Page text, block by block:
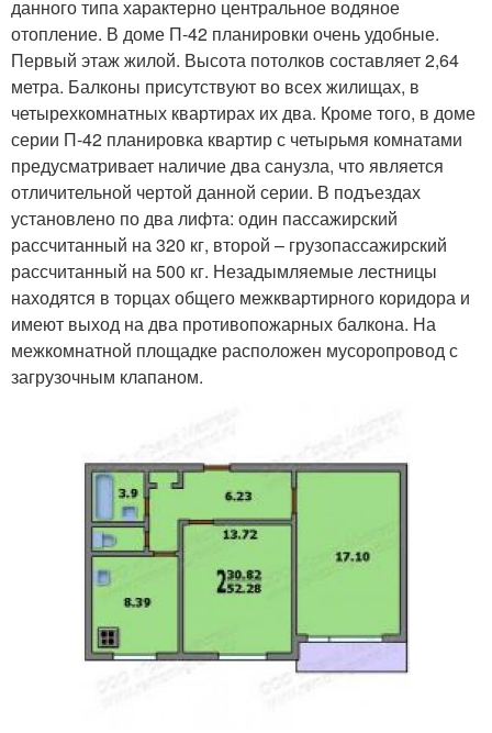
данного типа характерно центральное водяное
отопление. В доме П-42 планировки очень удобные.
Первый этаж жилой. Высота потолков составляет 2,64
метра. Балконы присутствуют во всех жилищах, в
четырехкомнатных квартирах их два. Кроме того, в доме
серии П-42 планировка квартир с четырьмя комнатами
предусматривает наличие два санузла, что является
отличительной чертой данной серии. В подъездах
установлено по два лифта: один пассажирский
рассчитанный на 320 кг, второй – грузопассажирский
рассчитанный на 500 кг. Незадымляемые лестницы
находятся в торцах общего межквартирного коридора и
имеют выход на два противопожарных балкона. На
межкомнатной площадке расположен мусоропровод с
загрузочным клапаном.